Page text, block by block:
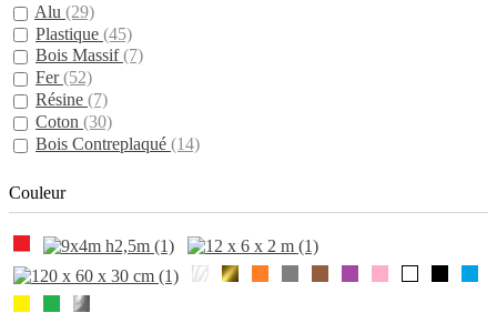
Alu (29)
Plastique (45)
Bois Massif(7)
Fer(52)
Résine (7)
Coton (30)
Bois Contreplaqué (14)
Couleur